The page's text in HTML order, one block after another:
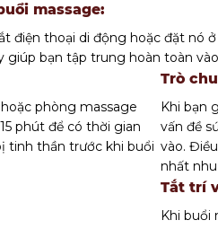
massage:
điện thoại di động hoặc đặt nó
giúp bạn tập trung hoàn toàn
phòng massage
phút để có thời gian
tinh thần trước khi buổi
Trò
Khi bạn
vấn đề
vào.
nhất
Tắt trí
Khi buổi